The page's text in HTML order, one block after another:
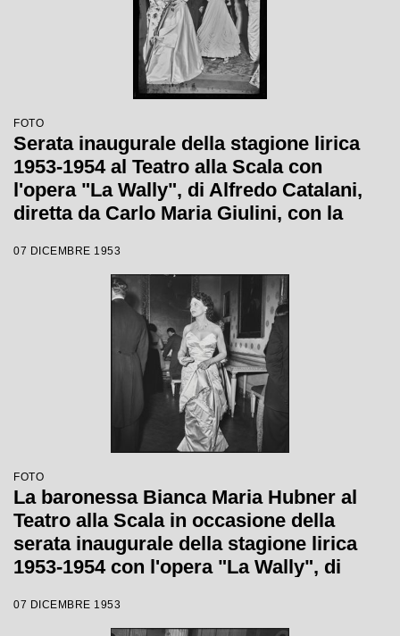
FOTO
Serata inaugurale della stagione lirica
1953-1954 al Teatro alla Scala con
l'opera "La Wally", di Alfredo Catalani,
diretta da Carlo Maria Giulini, con la
07 DICEMBRE 1953
FOTO
La baronessa Bianca Maria Hubner al
Teatro alla Scala in occasione della
serata inaugurale della stagione lirica
1953-1954 con l'opera "La Wally", di
Giulini, con la regia di Tatiana Pavlova
07 DICEMBRE 1953